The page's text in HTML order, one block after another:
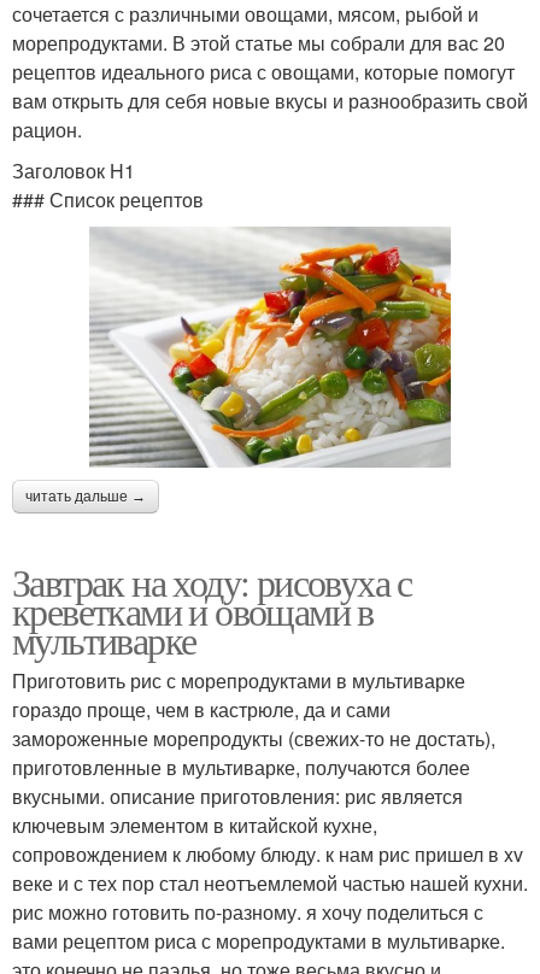
сочетается с различными овощами, мясом, рыбой и
морепродуктами. В этой статье мы собрали для вас 20
рецептов идеального риса с овощами, которые помогут
вам открыть для себя новые вкусы и разнообразить свой
рацион.
Заголовок H1
### Список рецептов
читать дальше →
Завтрак на ходу: рисовуха с
креветками и овощами в
мультиварке
Приготовить рис с морепродуктами в мультиварке
гораздо проще, чем в кастрюле, да и сами
замороженные морепродукты (свежих-то не достать),
приготовленные в мультиварке, получаются более
вкусными. описание приготовления: рис является
ключевым элементом в китайской кухне,
сопровождением к любому блюду. к нам рис пришел в xv
веке и с тех пор стал неотъемлемой частью нашей кухни.
рис можно готовить по-разному. я хочу поделиться с
вами рецептом риса с морепродуктами в мультиварке.